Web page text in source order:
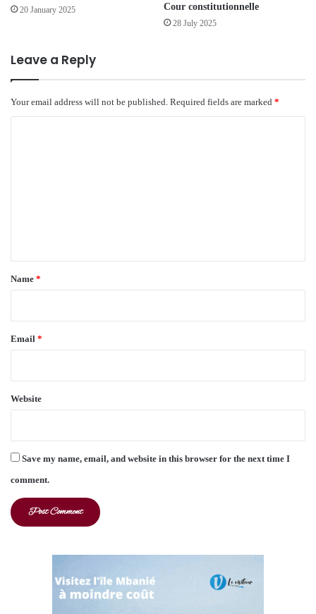
20 January 2025
Cour constitutionnelle
28 July 2025
Leave a Reply
Your email address will not be published. Required fields are marked *
*
Name *
Email *
Website
Save my name, email, and website in this browser for the next time I
comment.